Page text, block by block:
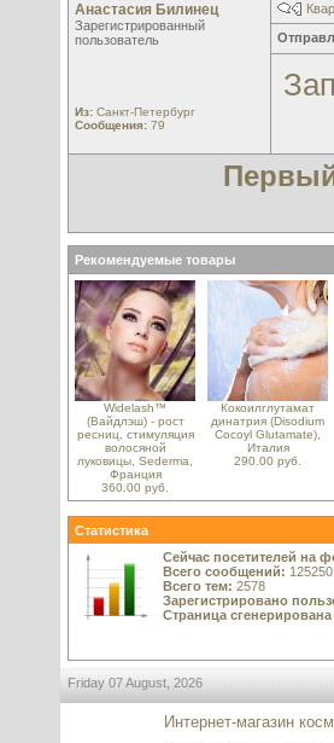
Анастасия Билинец
Зарегистрированный
пользователь
Из: Санкт-Петербург
Сообщения: 79
Рекомендуемые товары
Widelash™
(Вайдлэш) - рост
ресниц, стимуляция
волосяной
луковицы, Sederma,
Франция
360.00 руб.
Кокоилглутамат
динатрия (Disodium
Cocoyl Glutamate),
Италия
290.00 руб.
Статистика
Сейчас посетителей на
Всего сообщений: 125250
Всего тем: 2578
Зарегистрировано
Страница сгенерирована
Friday 07 August, 2026
Интернет-магазин